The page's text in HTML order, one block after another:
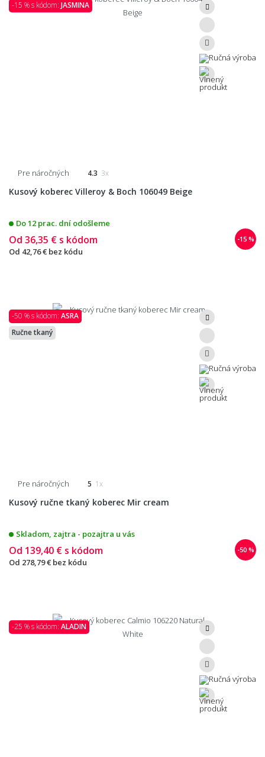
-15 % s kódom: JASMINA
Pre náročných 4.3 3x
Kusový koberec Villeroy & Boch 106049 Beige
Do 12 prac. dní odošleme
-15 %
Od 36,35 € s kódom
Od 42,76 € bez kódu
-50 % s kódom: ASRA
Ručne tkaný
Pre náročných 5 1x
Kusový ručne tkaný koberec Mir cream
Skladom, zajtra - pozajtra u vás
-50 %
Od 139,40 € s kódom
Od 278,79 € bez kódu
-25 % s kódom: ALADIN